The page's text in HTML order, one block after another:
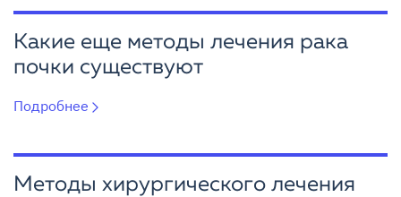
Какие еще методы лечения рака
почки существуют
Подробнее
Методы хирургического лечения